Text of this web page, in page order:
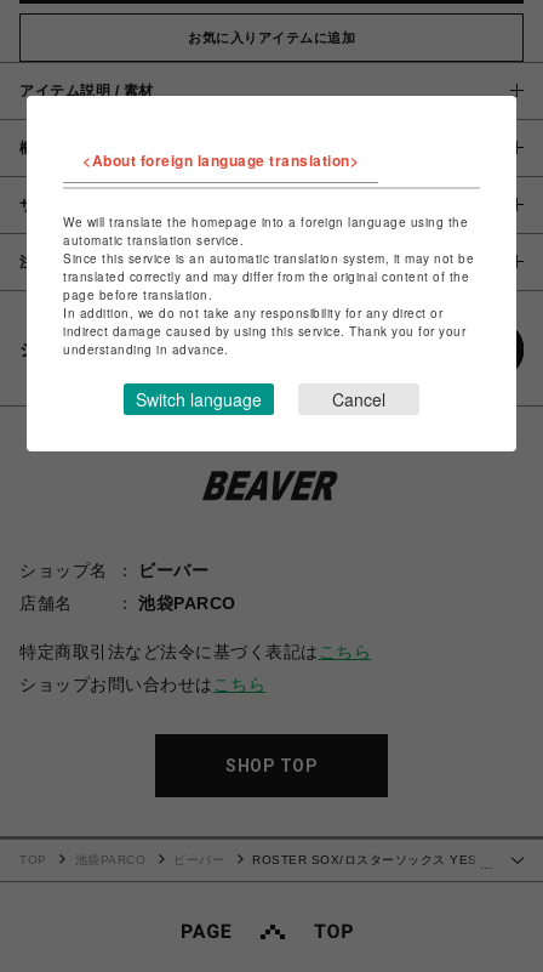
お気に入りアイテムに追加
アイテム説明 / 素材
概要
サイズ
注意事項
シェアする
ショップ名
ビーバー
店舗名
池袋PARCO
特定商取引法など法令に基づく表記は こちら
ショップお問い合わせは こちら
SHOP TOP
TOP 池袋PARCO ビーバー
ROSTER SOX/ロスターソックス YES
<About foreign language translation>
We will translate the homepage into a foreign language using the
automatic translation service.
Since this service is an automatic translation system, it may not be
translated correctly and may differ from the original content of the
page before translation.
In addition, we do not take any responsibility for any direct or
indirect damage caused by using this service. Thank you for your
understanding in advance.
Switch language Cancel